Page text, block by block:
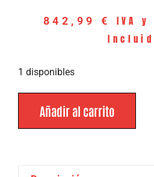
842,99 €
IVA y
1 disponibles
Añadir al carrito